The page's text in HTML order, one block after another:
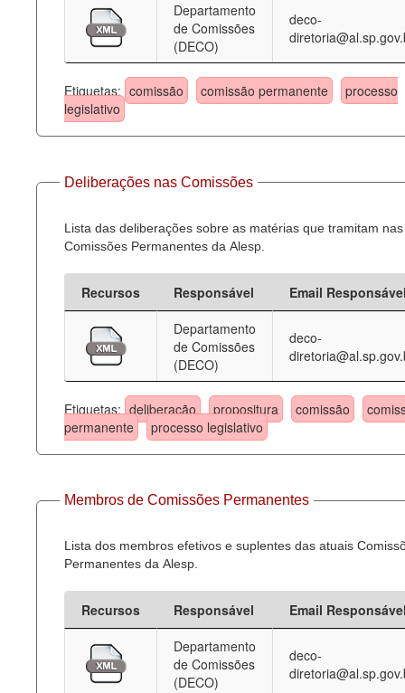
Departamento
de Comissões
(DECO)
deco-
Etiquetas: comissão comissão permanente
processo
legislativo
Deliberações nas Comissões
Lista das deliberações sobre as matérias que tramitam nas
Comissões Permanentes da Alesp.
Recursos Responsável
Email
Departamento
de Comissões
(DECO)
deco-
Etiquetas: deliberação propositura comissão
permanente
processo legislativo
Membros de Comissões Permanentes
Lista dos membros efetivos e suplentes das atuais
Permanentes da Alesp.
Recursos Responsável
Email
Departamento
de Comissões
(DECO)
deco-